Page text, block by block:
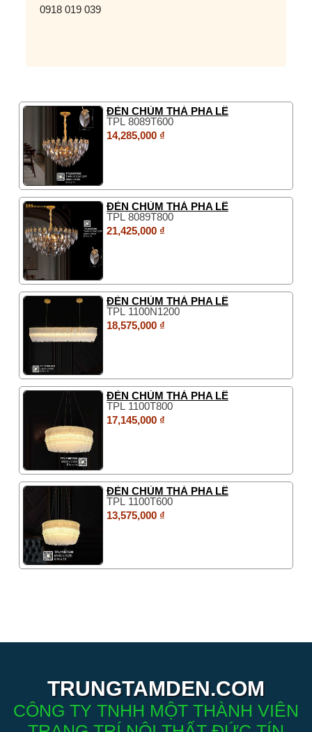
0918 019 039
ĐÈN CHÙM THẢ PHA LÊ
TPL 8089T600
14,285,000 ₫
ĐÈN CHÙM THẢ PHA LÊ
TPL 8089T800
21,425,000 ₫
ĐÈN CHÙM THẢ PHA LÊ
TPL 1100N1200
18,575,000 ₫
ĐÈN CHÙM THẢ PHA LÊ
TPL 1100T800
17,145,000 ₫
ĐÈN CHÙM THẢ PHA LÊ
TPL 1100T600
13,575,000 ₫
TRUNGTAMDEN.COM
CÔNG TY TNHH MỘT THÀNH VIÊN